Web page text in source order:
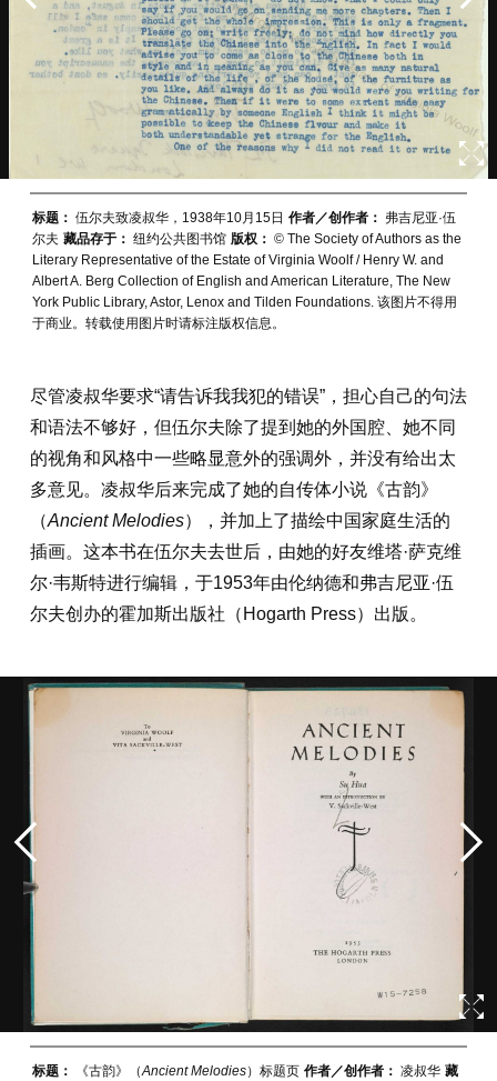
标题： 伍尔夫致凌叔华，1938年10月15日 作者／创作者： 弗吉尼亚·伍
尔夫 藏品存于： 纽约公共图书馆 版权： © The Society of Authors as the
Literary Representative of the Estate of Virginia Woolf / Henry W. and
Albert A. Berg Collection of English and American Literature, The New
York Public Library, Astor, Lenox and Tilden Foundations. 该图片不得用
于商业。转载使用图片时请标注版权信息。
尽管凌叔华要求“请告诉我我犯的错误”，担心自己的句法
和语法不够好，但伍尔夫除了提到她的外国腔、她不同
的视角和风格中一些略显意外的强调外，并没有给出太
多意见。凌叔华后来完成了她的自传体小说《古韵》
（Ancient Melodies），并加上了描绘中国家庭生活的
插画。这本书在伍尔夫去世后，由她的好友维塔·萨克维
尔·韦斯特进行编辑，于1953年由伦纳德和弗吉尼亚·伍
尔夫创办的霍加斯出版社（Hogarth Press）出版。
标题： 《古韵》（Ancient Melodies）标题页 作者／创作者： 凌叔华 藏